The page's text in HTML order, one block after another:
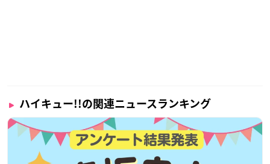
ハイキュー!!の関連ニュースランキング